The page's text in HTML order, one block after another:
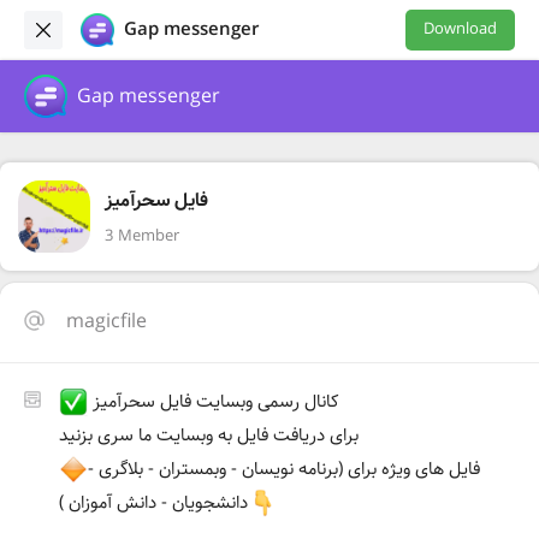
Gap messenger Download
Gap messenger
فایل سحرآمیز
3 Member
magicfile
کانال رسمی وبسایت فایل سحرآمیز
برای دریافت فایل به وبسایت ما سری بزنید
فایل های ویژه برای (برنامه نویسان - وبمستران - بلاگری -
دانشجویان - دانش آموزان )